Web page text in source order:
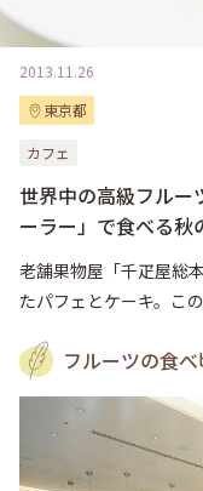
2013.11.26
東京都
カフェ
世界中の高級フルー
ーラー」で食べる秋
老舗果物屋「千疋屋総
たパフェとケーキ。こ
フルーツの食